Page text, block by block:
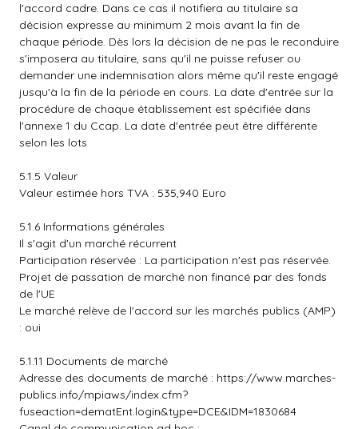
l'accord cadre. Dans ce cas il notifiera au titulaire sa
décision expresse au minimum 2 mois avant la fin de
chaque période. Dès lors la décision de ne pas le reconduire
s'imposera au titulaire, sans qu'il ne puisse refuser ou
demander une indemnisation alors même qu'il reste engagé
jusqu'à la fin de la période en cours. La date d'entrée sur la
procédure de chaque établissement est spécifiée dans
l'annexe 1 du Ccap. La date d'entrée peut être différente
selon les lots
5.1.5 Valeur
Valeur estimée hors TVA : 535,940 Euro
5.1.6 Informations générales
Il s'agit d'un marché récurrent
Participation réservée : La participation n'est pas réservée.
Projet de passation de marché non financé par des fonds
de l'UE
Le marché relève de l'accord sur les marchés publics (AMP)
: oui
5.1.11 Documents de marché
Adresse des documents de marché : https://www.marches-
publics.info/mpiaws/index.cfm?
fuseaction=dematEnt.login&type=DCE&IDM=1830684